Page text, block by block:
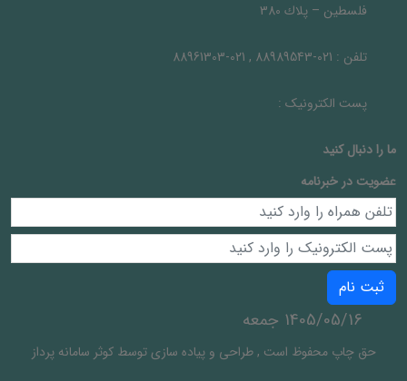
فلسطين – پلاك 380
تلفن : 021-88989543 , 021-88961303
پست الکترونیک :
ما را دنبال کنيد
عضویت در خبرنامه
ثبت نام
1405/05/16 جمعه
حق چاپ محفوظ است ,طراحی و پیاده سازی توسطکوثر سامانه پرداز